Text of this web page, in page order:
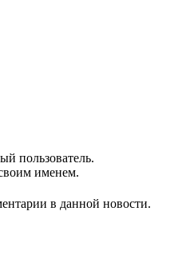
пользователь.
именем.
в данной новости.